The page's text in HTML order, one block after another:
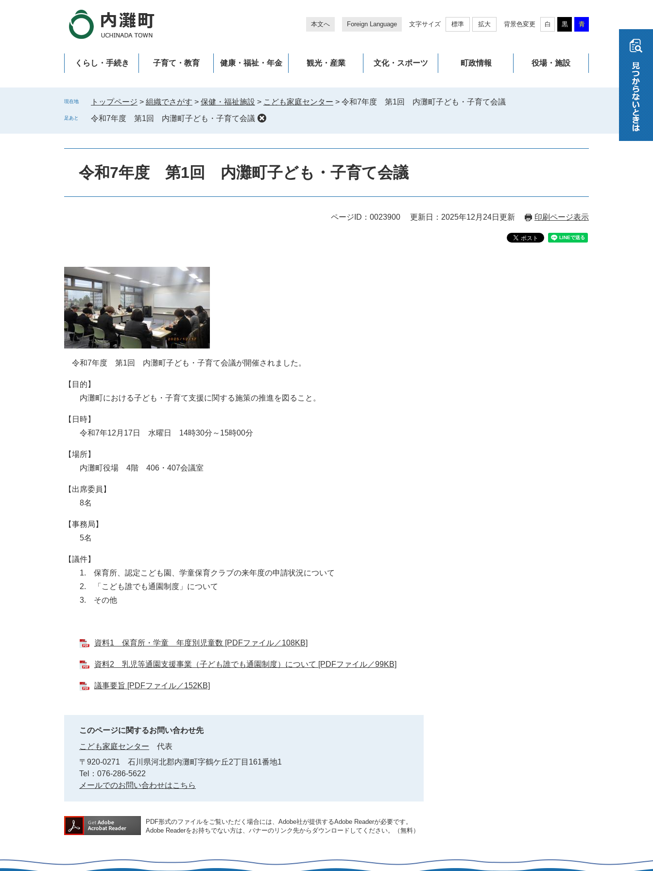
す
し
へ
本文へ Foreign Language 文字サイズ 標準 拡大 背景色変更 白 黒 青
くらし・手続き 子育て・教育 健康・福祉・年金 観光・産業 文化・スポーツ 町政情報 役場・施設
現在地 トップページ > 組織でさがす > 保健・福祉施設 > こども家庭センター > 令和7年度 第1回 内灘町子ども・子育て会議
足あと 令和7年度 第1回 内灘町子ども・子育て会議
令和7年度 第1回 内灘町子ども・子育て会議
ページID：0023900 更新日：2025年12月24日更新 印刷ページ表示
文
令和7年度 第1回 内灘町子ども・子育て会議が開催されました。
【目的】
内灘町における子ども・子育て支援に関する施策の推進を図ること。
【日時】
令和7年12月17日 水曜日 14時30分～15時00分
【場所】
内灘町役場 4階 406・407会議室
【出席委員】
8名
【事務局】
5名
【議件】
1. 保育所、認定こども園、学童保育クラブの来年度の申請状況について
2. 「こども誰でも通園制度」について
3. その他
資料1 保育所・学童 年度別児童数 [PDFファイル／108KB]
資料2 乳児等通園支援事業（子ども誰でも通園制度）について [PDFファイル／99KB]
議事要旨 [PDFファイル／152KB]
このページに関するお問い合わせ先
こども家庭センター
代表
〒920-0271
石川県河北郡内灘町字鶴ケ丘2丁目161番地1
Tel：076-286-5622
メールでのお問い合わせはこちら
PDF形式のファイルをご覧いただく場合には、Adobe社が提供するAdobe Readerが必要です。
Adobe Readerをお持ちでない方は、バナーのリンク先からダウンロードしてください。（無料）